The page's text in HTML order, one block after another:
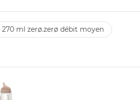
270 ml zerø.zerø débit moyen